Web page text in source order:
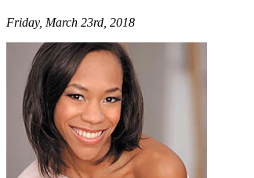
Friday, March 23rd, 2018